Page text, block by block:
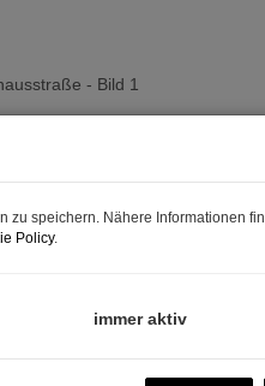
zu speichern. Nähere Informationen
Policy.
immer aktiv